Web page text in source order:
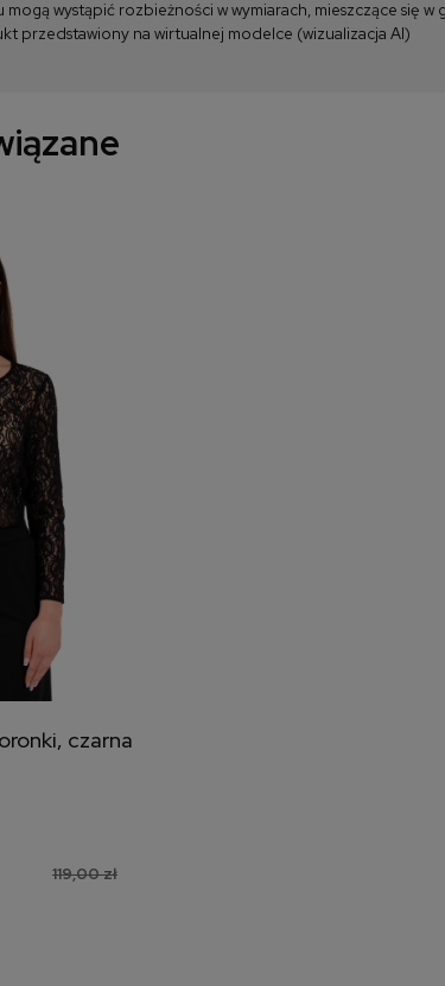
mogą wystąpić rozbieżności w wymiarach, mieszczące się w
przedstawiony na wirtualnej modelce (wizualizacja AI)
czarna
119,00 zł